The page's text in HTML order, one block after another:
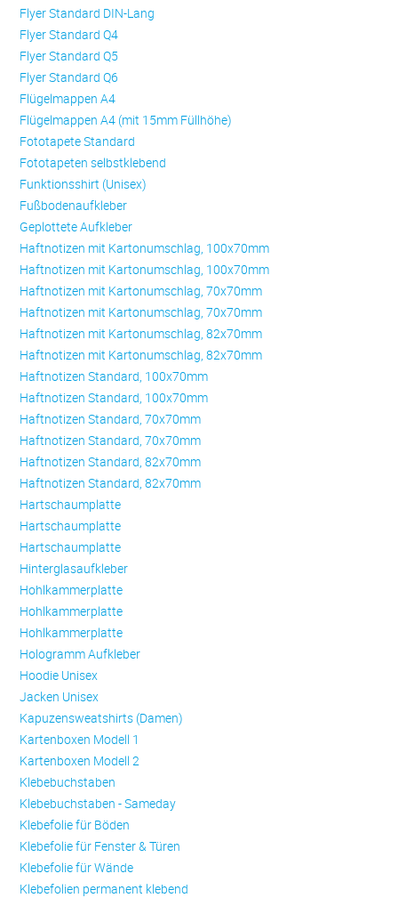
Flyer Standard DIN-Lang
Flyer Standard Q4
Flyer Standard Q5
Flyer Standard Q6
Flügelmappen A4
Flügelmappen A4 (mit 15mm Füllhöhe)
Fototapete Standard
Fototapeten selbstklebend
Funktionsshirt (Unisex)
Fußbodenaufkleber
Geplottete Aufkleber
Haftnotizen mit Kartonumschlag, 100x70mm
Haftnotizen mit Kartonumschlag, 100x70mm
Haftnotizen mit Kartonumschlag, 70x70mm
Haftnotizen mit Kartonumschlag, 70x70mm
Haftnotizen mit Kartonumschlag, 82x70mm
Haftnotizen mit Kartonumschlag, 82x70mm
Haftnotizen Standard, 100x70mm
Haftnotizen Standard, 100x70mm
Haftnotizen Standard, 70x70mm
Haftnotizen Standard, 70x70mm
Haftnotizen Standard, 82x70mm
Haftnotizen Standard, 82x70mm
Hartschaumplatte
Hartschaumplatte
Hartschaumplatte
Hinterglasaufkleber
Hohlkammerplatte
Hohlkammerplatte
Hohlkammerplatte
Hologramm Aufkleber
Hoodie Unisex
Jacken Unisex
Kapuzensweatshirts (Damen)
Kartenboxen Modell 1
Kartenboxen Modell 2
Klebebuchstaben
Klebebuchstaben - Sameday
Klebefolie für Böden
Klebefolie für Fenster & Türen
Klebefolie für Wände
Klebefolien permanent klebend